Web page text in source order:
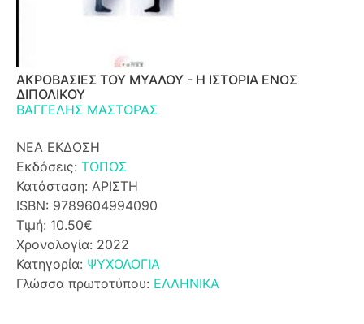
ΑΚΡΟΒΑΣΙΕΣ ΤΟΥ ΜΥΑΛΟΥ - Η ΙΣΤΟΡΙΑ ΕΝΟΣ
ΔΙΠΟΛΙΚΟΥ
ΒΑΓΓΕΛΗΣ ΜΑΣΤΟΡΑΣ
ΝΕΑ ΕΚΔΟΣΗ
Εκδόσεις: ΤΟΠΟΣ
Κατάσταση: ΑΡΙΣΤΗ
ISBN: 9789604994090
Τιμή: 10.50€
Χρονολογία: 2022
Κατηγορία: ΨΥΧΟΛΟΓΙΑ
Γλώσσα πρωτοτύπου: ΕΛΛΗΝΙΚΑ